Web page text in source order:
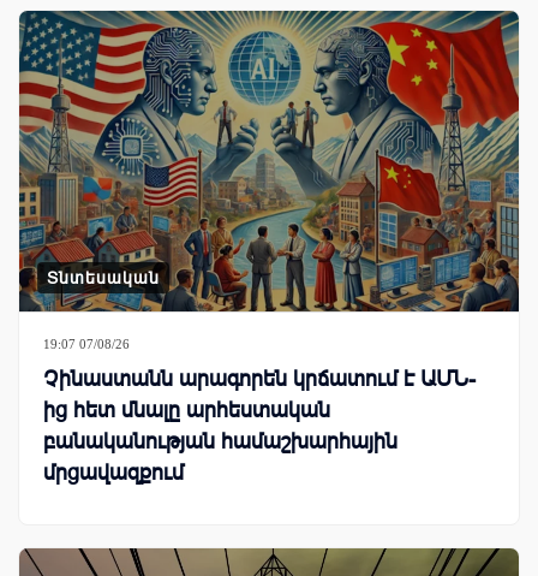
Տնտեսական
19:07 07/08/26
Չինաստանն արագորեն կրճատում է ԱՄՆ-
ից հետ մնալը արհեստական
բանականության համաշխարհային
մրցավազքում